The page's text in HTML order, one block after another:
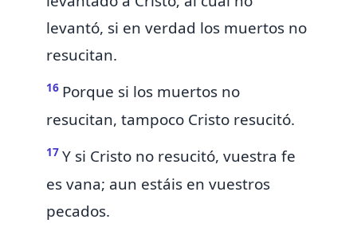
levantó, si en verdad los muertos no
resucitan.
16 Porque si los muertos no
resucitan, tampoco Cristo resucitó.
17 Y si Cristo no resucitó, vuestra fe
es vana; aun estáis en vuestros
pecados.